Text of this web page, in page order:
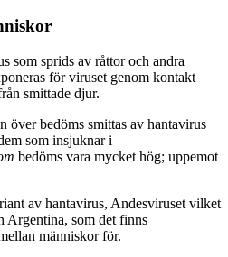
som sprids av råttor och andra
för viruset genom kontakt
smittade djur.
över bedöms smittas av hantavirus
som insjuknar i
bedöms vara mycket hög; uppemot
av hantavirus, Andesviruset vilket
Argentina, som det finns
människor för.